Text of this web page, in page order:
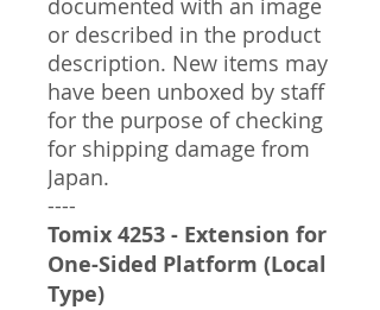
documented with an image
or described in the product
description. New items may
have been unboxed by staff
for the purpose of checking
for shipping damage from
Japan.
----
Tomix 4253 - Extension for
One-Sided Platform (Local
Type)